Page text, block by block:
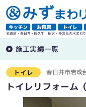
名古屋・春日井・長久手・稲沢・多治見の水まわ
施工実績一覧
トイレ 春日井市岩成
トイレリフォーム